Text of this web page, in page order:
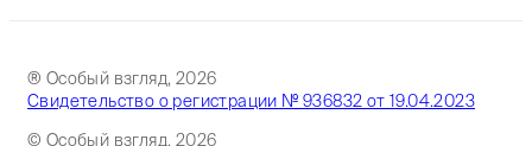
® Особый взгляд, 2026
Свидетельство о регистрации № 936832 от 19.04.2023
© Особый взгляд, 2026